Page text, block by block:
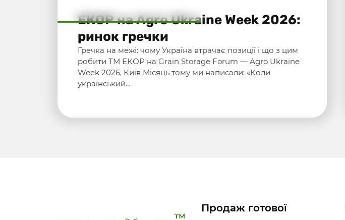
ЕКОР на Agro Ukraine Week 2026:
ринок гречки
Гречка на межі: чому Україна втрачає позиції і що з цим
робити ТМ ЕКОР на Grain Storage Forum — Agro Ukraine
Week 2026, Київ Місяць тому ми написали: «Коли
український…
Продаж готової